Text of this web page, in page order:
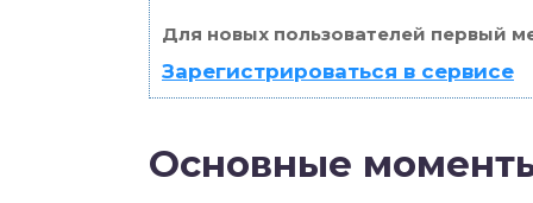
Для новых пользователей первый
Зарегистрироваться в сервисе
Основные